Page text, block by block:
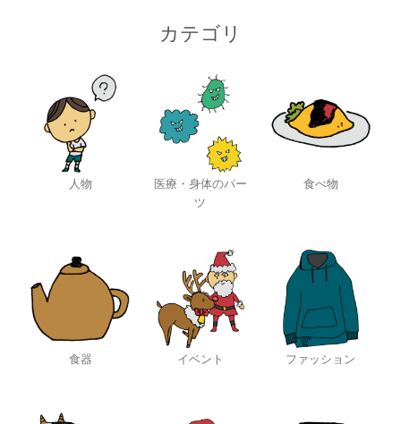
カテゴリ
人物
医療・身体のパー
ツ
食べ物
食器 イベント ファッション